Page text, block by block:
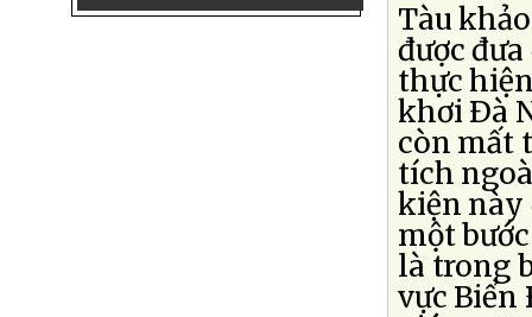
Tàu
được
thực
khơi Ðà
còn mất
tích
kiện này
một
là trong
vực Biển